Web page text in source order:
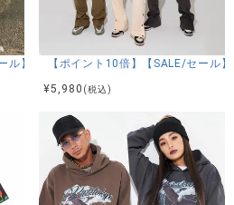
ル】RAZZIS(ラズ)スプレープリントTシャ
【ポイント10倍】【SALE/セール
¥5,980 (税込)